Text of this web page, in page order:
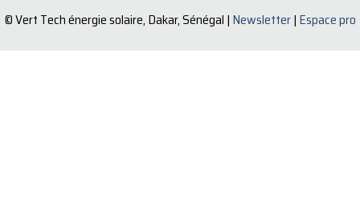
© Vert Tech énergie solaire, Dakar, Sénégal | Newsletter| Espace pro